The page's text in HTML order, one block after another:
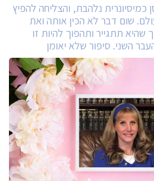
כמיסיונרית נלהבת, והצליחה להפיץ
שום דבר לא הכין אותה ואת
שהיא תתגייר ותהפוך להיות זו
השני. סיפור שלא יאומן